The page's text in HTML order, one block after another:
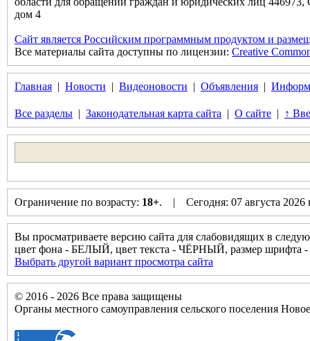
дом 4
Сайт является Российским программным продуктом и
Все материалы сайта доступны по лицензии: Creative
Главная | Новости | Видеоновости | Объявления |
Все разделы | Законодательная карта сайта | О сайте | ↑
Ограничение по возрасту: 18+. | Сегодня: 07 августа
Вы просматриваете версию сайта для слабовидящих в
цвет фона - БЕЛЫЙ, цвет текста - ЧЁРНЫЙ, размер
Выбрать другой вариант просмотра сайта
© 2016 - 2026 Все права защищены
Органы местного самоуправления сельского поселения